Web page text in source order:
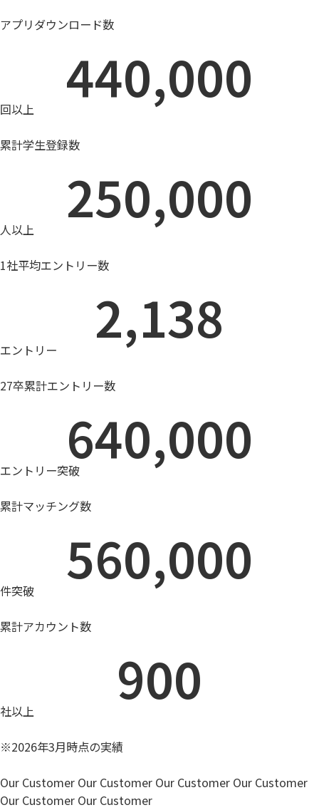
アプリダウンロード数
440,000
回以上
累計学生登録数
250,000
人以上
1社平均エントリー数
2,138
エントリー
27卒累計エントリー数
640,000
エントリー突破
累計マッチング数
560,000
件突破
累計アカウント数
900
社以上
※2026年3月時点の実績
Our Customer Our Customer Our Customer Our Customer
Our Customer Our Customer